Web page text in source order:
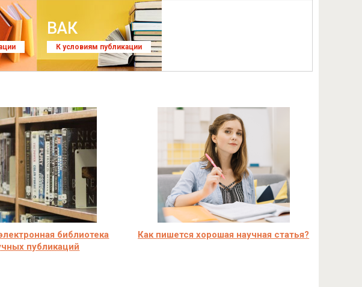
ВАК
К условиям публикации
библиотека
публикаций
Как пишется хорошая научная статья?